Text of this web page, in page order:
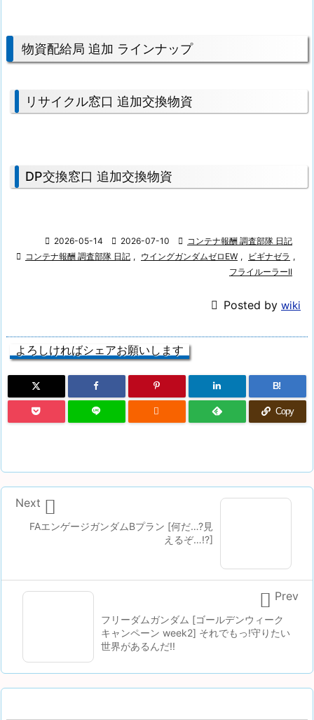
物資配給局 追加 ラインナップ
リサイクル窓口 追加交換物資
DP交換窓口 追加交換物資
 2026-05-14  2026-07-10  コンテナ報酬 調査部隊 日記
 コンテナ報酬 調査部隊 日記 , ウイングガンダムゼロEW , ビギナゼラ ,
フライルーラーII
 Posted by wiki
よろしければシェアお願いします
B!
 Copy
FAエンゲージガンダムBプラン [何だ…?見
えるぞ…!?]

Next
フリーダムガンダム [ゴールデンウィーク
キャンペーン week2] それでもっ!守りたい
世界があるんだ!!
 Prev